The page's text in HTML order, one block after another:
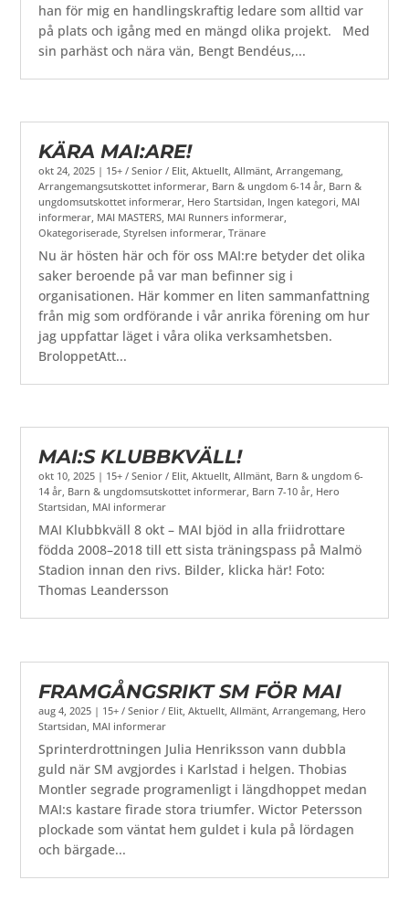
han för mig en handlingskraftig ledare som alltid var
på plats och igång med en mängd olika projekt. Med
sin parhäst och nära vän, Bengt Bendéus,...
KÄRA MAI:ARE!
okt 24, 2025 | 15+ / Senior / Elit ,Aktuellt ,Allmänt ,Arrangemang
Arrangemangsutskottet informerar Barn & ungdom 6-14 år Barn &
ungdomsutskottet informerar Hero Startsidan Ingen kategori MAI
informerar MAI MASTERS MAI Runners informerar
Okategoriserade ,Styrelsen informerar ,Tränare
Nu är hösten här och för oss MAI:re betyder det olika
saker beroende på var man befinner sig i
organisationen. Här kommer en liten sammanfattning
från mig som ordförande i vår anrika förening om hur
jag uppfattar läget i våra olika verksamhetsben.
BroloppetAtt...
MAI:S KLUBBKVÄLL!
okt 10, 2025 | 15+ / Senior / Elit,Aktuellt,Allmänt, Barn & ungdom 6-
14 år, Barn & ungdomsutskottet informerar, Barn 7-10 år, Hero
Startsidan, MAI informerar
MAI Klubbkväll 8 okt – MAI bjöd in alla friidrottare
födda 2008–2018 till ett sista träningspass på Malmö
Stadion innan den rivs. Bilder, klicka här! Foto:
Thomas Leandersson
FRAMGÅNGSRIKT SM FÖR MAI
aug 4, 2025 | 15+ / Senior / Elit ,Aktuellt ,Allmänt ,Arrangemang Hero
Startsidan MAI informerar
Sprinterdrottningen Julia Henriksson vann dubbla
guld när SM avgjordes i Karlstad i helgen. Thobias
Montler segrade programenligt i längdhoppet medan
MAI:s kastare firade stora triumfer. Wictor Petersson
plockade som väntat hem guldet i kula på lördagen
och bärgade...